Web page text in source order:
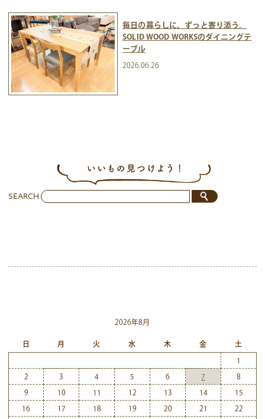
毎日の暮らしに、ずっと寄り添う。
SOLID WOOD WORKSのダイニングテ
ーブル
2026.06.26
SEARCH
2026年8月
日 月 火 水 木 金 土
1
2 3 4 5 6 7 8
9 10 11 12 13 14 15
16 17 18 19 20 21 22